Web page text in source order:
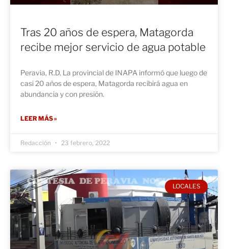
Tras 20 años de espera, Matagorda
recibe mejor servicio de agua potable
Peravia, R.D. La provincial de INAPA informó que luego de
casi 20 años de espera, Matagorda recibirá agua en
abundancia y con presión.
LEER MÁS »
Redacción 23 febrero, 2022
LOCALES